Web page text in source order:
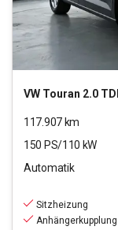
VW Touran 2.0 TDI
117.907km
150 PS/110 kW
Automatik
Sitzheizung
Anhängerkupplung